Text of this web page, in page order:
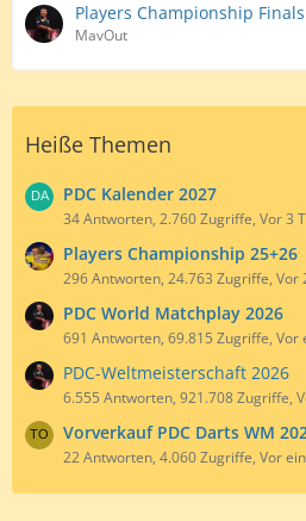
Players Championship
MavOut
Heiße Themen
PDC Kalender 2027
34 Antworten, 2.760 Zugriffe, Vor 3
Players Championship 25+26
296 Antworten, 24.763 Zugriffe, Vor
PDC World Matchplay 2026
691 Antworten, 69.815 Zugriffe, Vor
PDC-Weltmeisterschaft 2026
6.555 Antworten, 921.708 Zugriffe,
Vorverkauf PDC Darts WM
22 Antworten, 4.060 Zugriffe, Vor